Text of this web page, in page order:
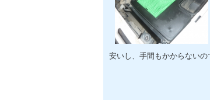
安いし、手間もかからない